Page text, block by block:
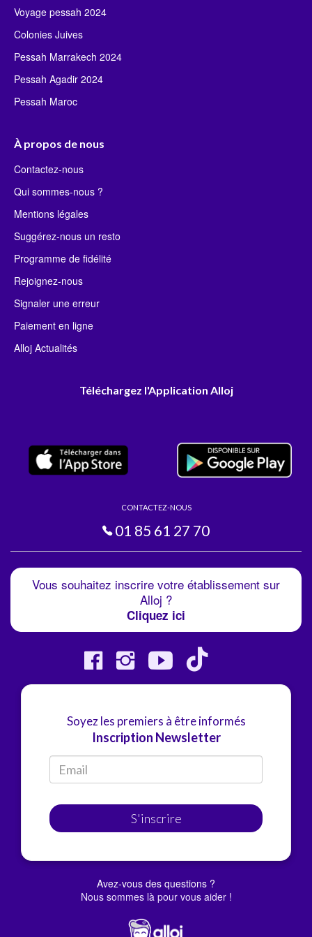
Voyage pessah 2024
Colonies Juives
Pessah Marrakech 2024
Pessah Agadir 2024
Pessah Maroc
À propos de nous
Contactez-nous
Qui sommes-nous ?
Mentions légales
Suggérez-nous un resto
Programme de fidélité
Rejoignez-nous
Signaler une erreur
Paiement en ligne
Alloj Actualités
Téléchargez l'Application Alloj
CONTACTEZ-NOUS
01 85 61 27 70
Vous souhaitez inscrire votre établissement sur
Alloj ?
Cliquez ici
Soyez les premiers à être informés
Inscription Newsletter
S'inscrire
Avez-vous des questions ?
Nous sommes là pour vous aider !